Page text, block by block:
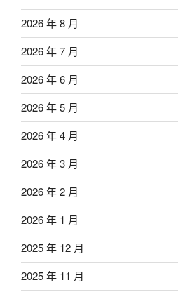
2026 年 8 月
2026 年 7 月
2026 年 6 月
2026 年 5 月
2026 年 4 月
2026 年 3 月
2026 年 2 月
2026 年 1 月
2025 年 12 月
2025 年 11 月